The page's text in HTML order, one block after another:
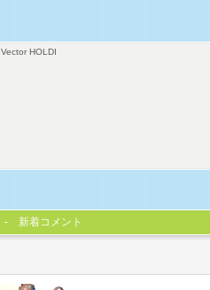
Vector HOLDI
新着コメント